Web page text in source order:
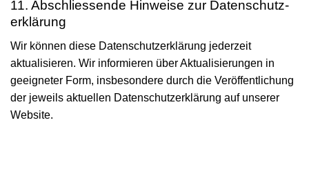
11. Abschliessende Hinweise zur Daten­schutz­
erklärung
Wir können diese Daten­schutz­erklärung jederzeit
aktualisieren. Wir informieren über Aktualisierungen in
geeigneter Form, insbesondere durch die Veröffentlichung
der jeweils aktuellen Daten­schutz­erklärung auf unserer
Website.